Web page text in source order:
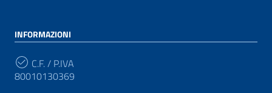
INFORMAZIONI
C.F. / P.IVA
80010130369